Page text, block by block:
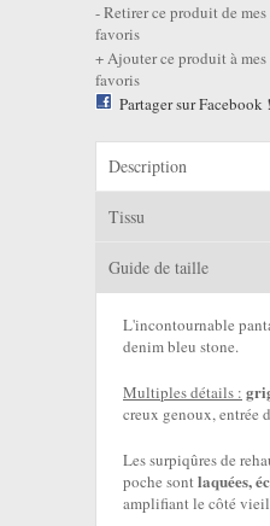
Retirer ce produit de mes
favoris
Ajouter ce produit à mes
favoris
Partager sur Facebook !
Description
Tissu
Guide de taille
L'incontournable
denim bleu stone.
Multiples détails :
creux genoux, entrée
Les surpiqûres de
poche sontlaquées,
amplifiant le côté